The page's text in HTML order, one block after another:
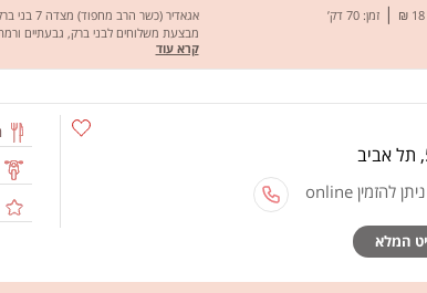
| זמן: 70 דק’
אגאדיר (כשר
מבצעת משלוחים לבני ברק, גבעתיים
מנות טעימות ומיוחדות כמו המבורגרים
לחוויה מהנה וטעימה, שיהיה בתאבון !
קרא עוד
ניתן להזמין online
המלא